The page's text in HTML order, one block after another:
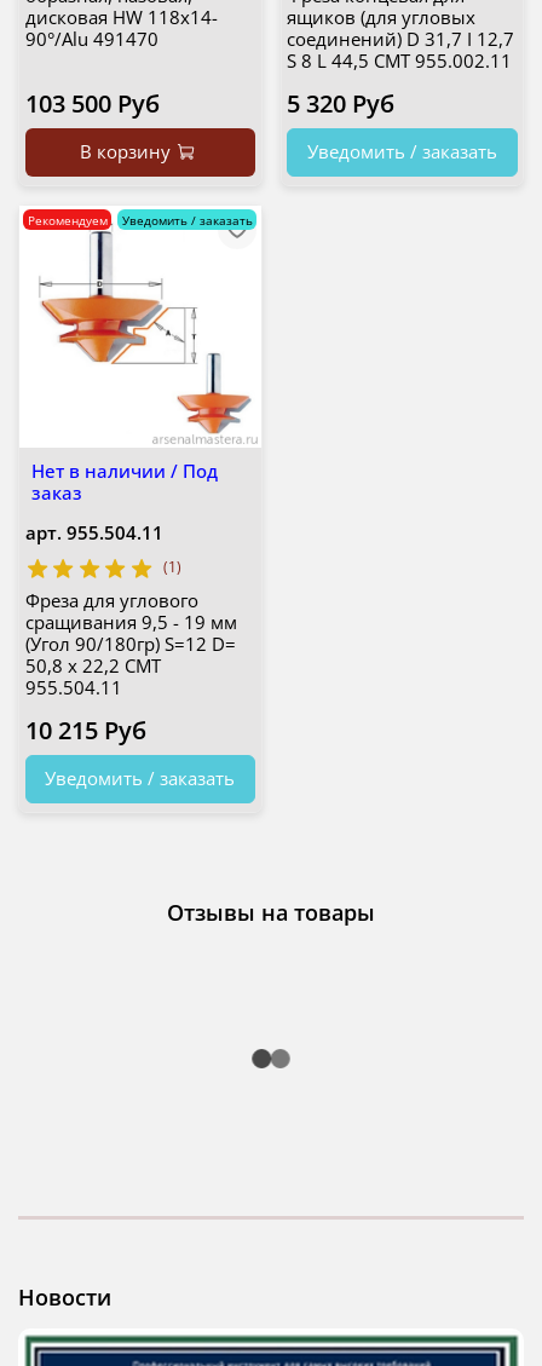
дисковая HW 118x14-
90°/Alu 491470
103 500 Руб
В корзину
ящиков (для угловых
соединений) D 31,7 I 12,7
S 8 L 44,5 CMT 955.002.11
5 320 Руб
Уведомить / заказать
Нет в наличии / Под
заказ
Рекомендуем Уведомить / заказать
арт. 955.504.11
(1)
Фреза для углового
сращивания 9,5 - 19 мм
(Угол 90/180гр) S=12 D=
50,8 x 22,2 CMT
955.504.11
10 215 Руб
Уведомить / заказать
Отзывы на товары
Новости